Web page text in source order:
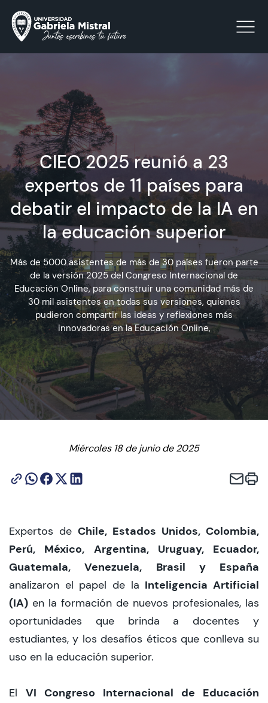
La Universidad
Facultades y Escuelas
Vinculación con el Medio
Investigación
Acreditación
Admisión
Dirección de Desarrollo Estudiantil
Becas y Beneficios
Estudiantes
Biblioteca
Language Center
Contacto y Horarios
modo claro
CIEO 2025 reunió a 23
expertos de 11 países para
debatir el impacto de la IA en
la educación superior
Más de 5000 asistentes de más de 30 países fueron parte
de la versión 2025 del Congreso Internacional de
Educación Online, para construir una comunidad más de
30 mil asistentes en todas sus versiones, quienes
pudieron compartir las ideas y reflexiones más
innovadoras en la Educación Online,
Miércoles 18 de junio de 2025
Expertos de Chile, Estados Unidos, Colombia,
Perú, México, Argentina, Uruguay, Ecuador,
Guatemala, Venezuela, Brasil y España
analizaron el papel de la Inteligencia Artificial
(IA) en la formación de nuevos profesionales, las
oportunidades que brinda a docentes y
estudiantes, y los desafíos éticos que conlleva su
uso en la educación superior.
El VI Congreso Internacional de Educación